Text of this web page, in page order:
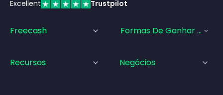
Excellent Trustpilot
Freecash Formas De Ganhar
Recursos Negócios